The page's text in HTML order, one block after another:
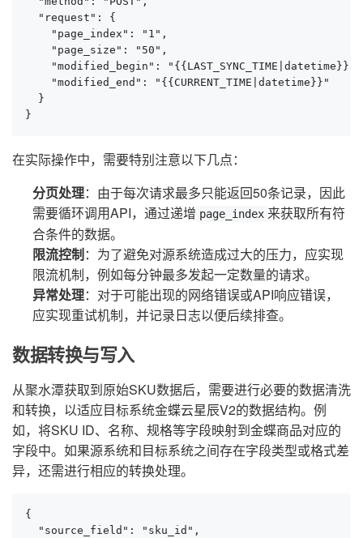
  "request": {
    "page_index": "1",
    "page_size": "50",
    "modified_begin": "{{LAST_SYNC_TIME|datetime}}",
    "modified_end": "{{CURRENT_TIME|datetime}}"
  }
}
在实际操作中，需要特别注意以下几点：
分页处理：由于每次请求最多只能返回50条记录，因此
需要循环调用API，通过递增 page_index 来获取所有符
合条件的数据。
限流控制：为了避免对源系统造成过大的压力，应实现
限流机制，例如每分钟最多发起一定数量的请求。
异常处理：对于可能出现的网络错误或API响应错误，
应实现重试机制，并记录日志以便后续排查。
数据转换与写入
从聚水潭获取到原始SKU数据后，需要进行必要的数据清洗
和转换，以适应目标系统金蝶云星辰V2的数据结构。例
如，将SKU ID、名称、规格等字段映射到金蝶商品对应的
字段中。如果源系统和目标系统之间存在字段类型或格式差
异，还需进行相应的转换处理。
{
  "source_field": "sku_id",